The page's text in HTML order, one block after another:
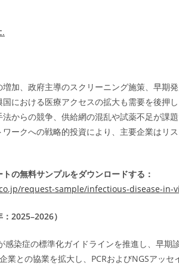
加、政府主導のスクリーニング施策、早期
における医療アクセスの拡大も需要を後押
からの競争、供給網の混乱や試薬不足が課
ークへの戦略的投資により、主要企業はリ
の無料サンプルをダウンロードする：
request-sample/infectious-disease-in-
2025–2026）
感染症の標準化ガイドラインを推進し、早期
業との協業を拡大し、PCRおよびNGSアッセ